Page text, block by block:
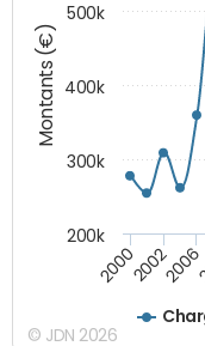
Montants (€)
200020022006
200k
300k
400k
500k
© JDN 2026